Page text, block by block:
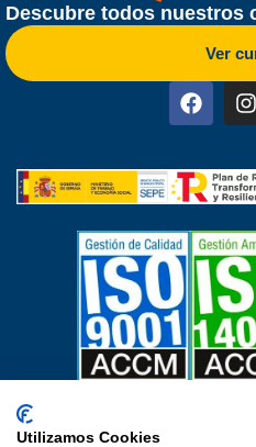
Descubre todos nuestros
Ver
Utilizamos Cookies